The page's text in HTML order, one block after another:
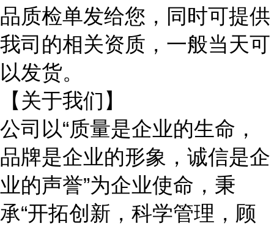
品质检单发给您，同时可提供
我司的相关资质，一般当天可
以发货。
【关于我们】
公司以“质量是企业的生命，
品牌是企业的形象，诚信是企
业的声誉”为企业使命，秉
承“开拓创新，科学管理，顾